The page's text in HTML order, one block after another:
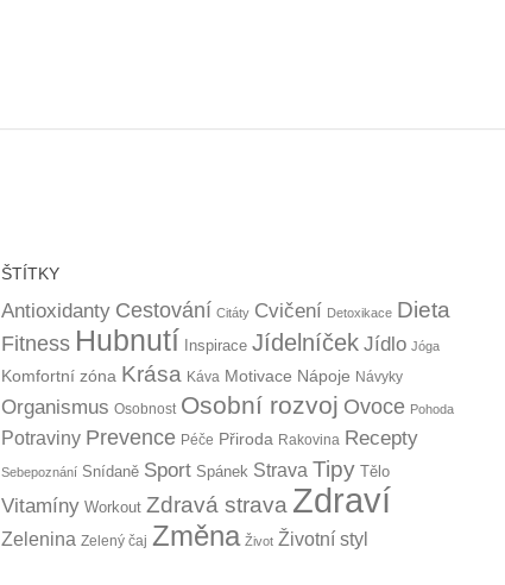
ŠTÍTKY
Antioxidanty Cestování Citáty Cvičení Detoxikace Dieta
Fitness Hubnutí Inspirace Jídelníček Jídlo Jóga
Komfortní zóna Krása Káva Motivace Nápoje Návyky
Organismus Osobnost Osobní rozvoj Ovoce Pohoda
Potraviny Prevence Péče Přiroda Rakovina Recepty
Sebepoznání Snídaně Sport Spánek Strava Tipy Tělo
Vitamíny Workout Zdravá strava Zdraví
Zelenina Zelený čaj Změna Život Životní styl